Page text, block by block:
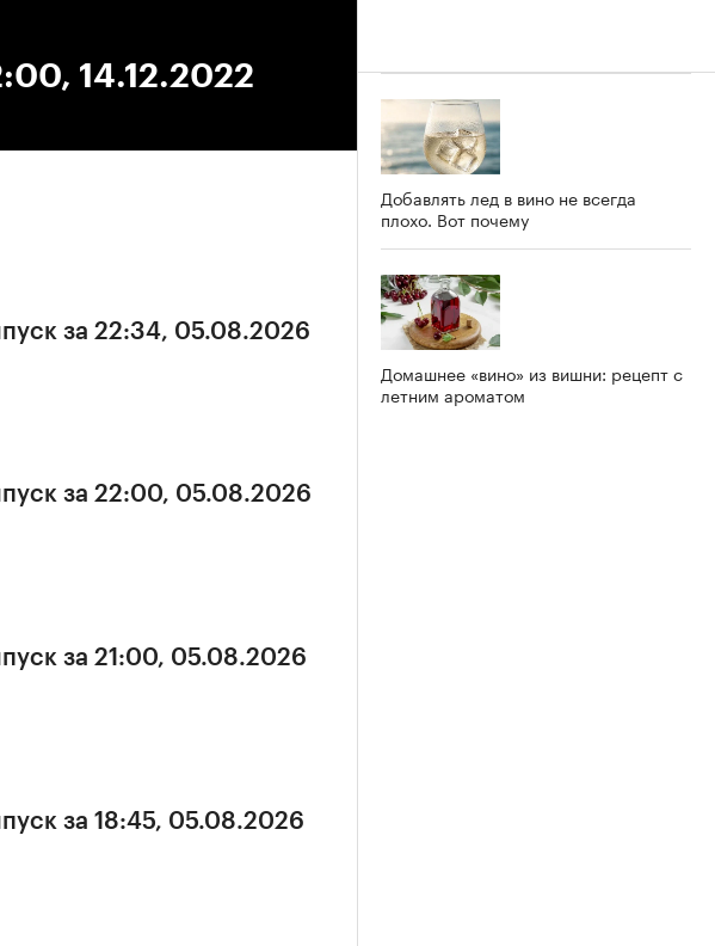
14.12.2022
за 22:34, 05.08.2026
за 22:00, 05.08.2026
за 21:00, 05.08.2026
за 18:45, 05.08.2026
Добавлять лед в вино не всегда
плохо. Вот почему
Домашнее «вино» из вишни: рецепт с
летним ароматом